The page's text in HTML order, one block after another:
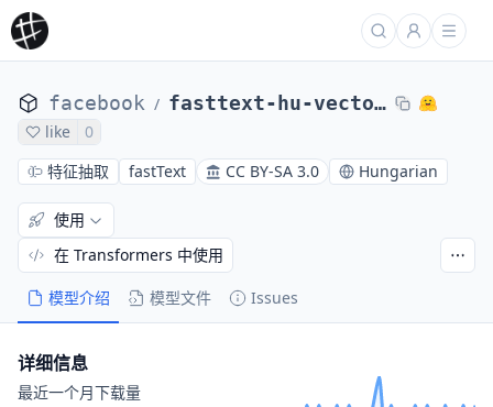
facebook / fasttext-hu-vectors
like
0
特征抽取
fastText CC BY-SA 3.0 Hungarian
模型介绍 模型文件 Issues
使用
在 Transformers 中使用
详细信息
最近一个月下载量